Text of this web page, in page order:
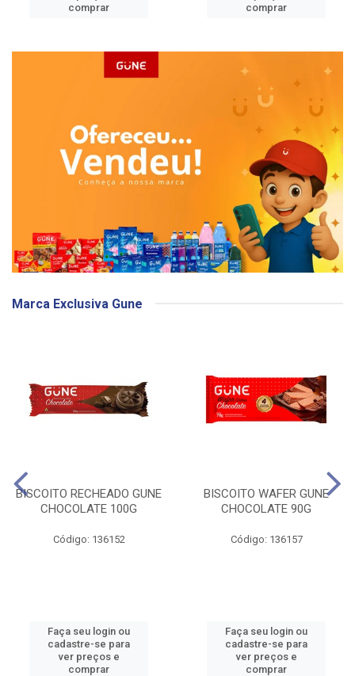
comprar
comprar
Marca Exclusiva Gune
BISCOITO RECHEADO GUNE
CHOCOLATE 100G
Código: 136152
Faça seu login ou
cadastre-se para
ver preços e
comprar
BISCOITO WAFER GUNE
CHOCOLATE 90G
Código: 136157
Faça seu login ou
cadastre-se para
ver preços e
comprar